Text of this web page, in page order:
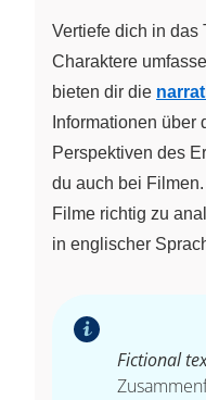
Vertiefe dich in das
Charaktere
bieten dir die
Informationen über
Perspektiven des
du auch bei Filmen.
Filme richtig zu
in englischer
Fictional